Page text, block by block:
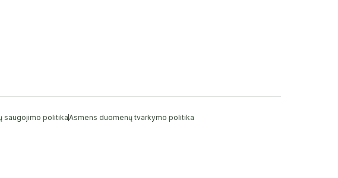
saugojimo politikaAsmens duomenų tvarkymo politika